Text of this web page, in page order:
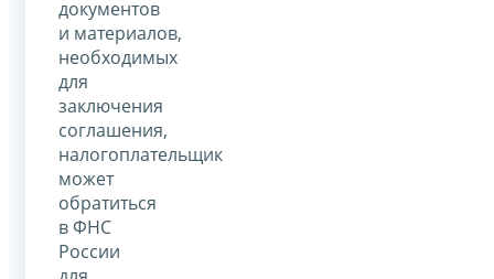
документов
и материалов,
необходимых
для
заключения
соглашения,
налогоплательщик
может
обратиться
в ФНС
России